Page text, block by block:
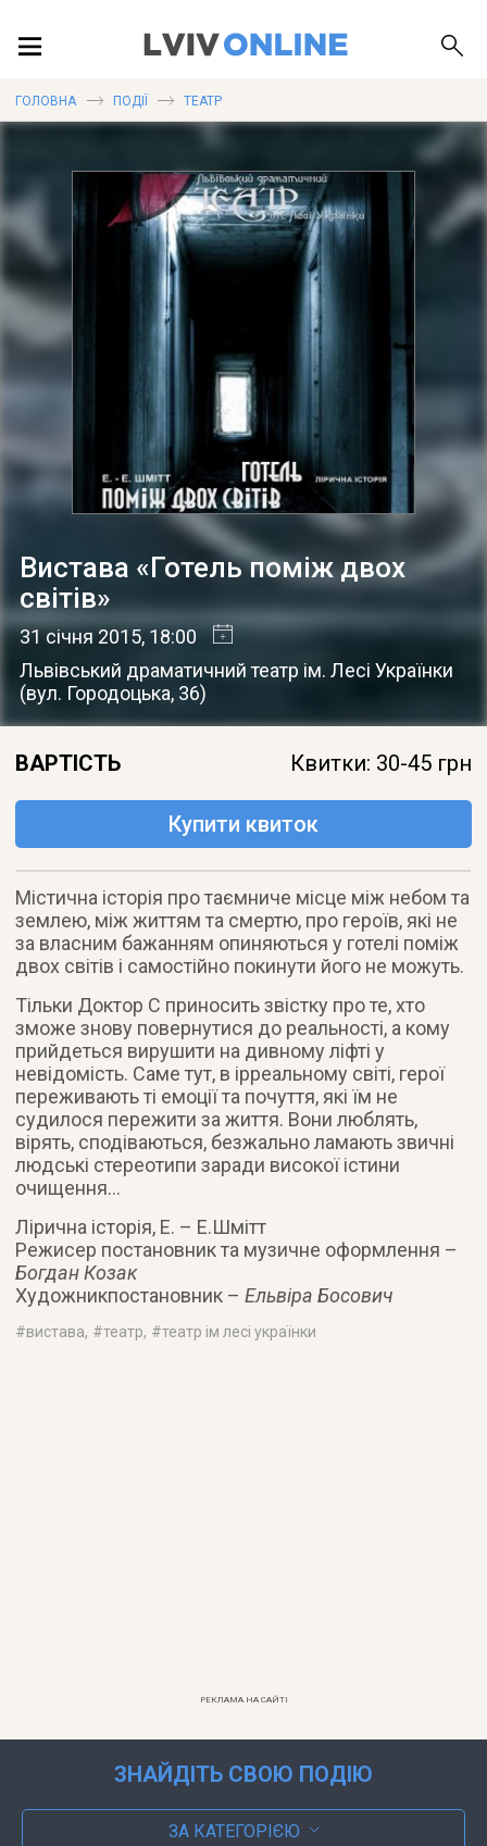
ПУБЛІКАЦІЇ
ДОВІДКА
ГОЛОВНА ПОДІЇ ТЕАТР
Вистава «Готель поміж двох
світів»
31 січня 2015, 18:00
Львівський драматичний театр ім. Лесі Українки
(вул. Городоцька, 36)
ВАРТІСТЬ Квитки: 30-45 грн
Купити квиток
Містична історія про таємниче місце між небом та
землею, між життям та смертю, про героїв, які не
за власним бажанням опиняються у готелі поміж
двох світів і самостійно покинути його не можуть.
Тільки Доктор С приносить звістку про те, хто
зможе знову повернутися до реальності, а кому
прийдеться вирушити на дивному ліфті у
невідомість. Саме тут, в ірреальному світі, герої
переживають ті емоції та почуття, які їм не
судилося пережити за життя. Вони люблять,
вірять, сподіваються, безжально ламають звичні
людські стереотипи заради високої істини
очищення…
Лірична історія, Е. – Е.Шмітт
Режисер постановник та музичне оформлення –
Богдан Козак
Художникпостановник –Ельвіра Босович
#вистава, #театр, #театр ім лесі українки
РЕКЛАМА НА САЙТІ
ЗНАЙДІТЬ СВОЮ ПОДІЮ
ЗА КАТЕГОРІЄЮ